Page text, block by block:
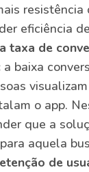
resistência
eficiência
taxa de
a baixa
o app.
que a
aquela
de